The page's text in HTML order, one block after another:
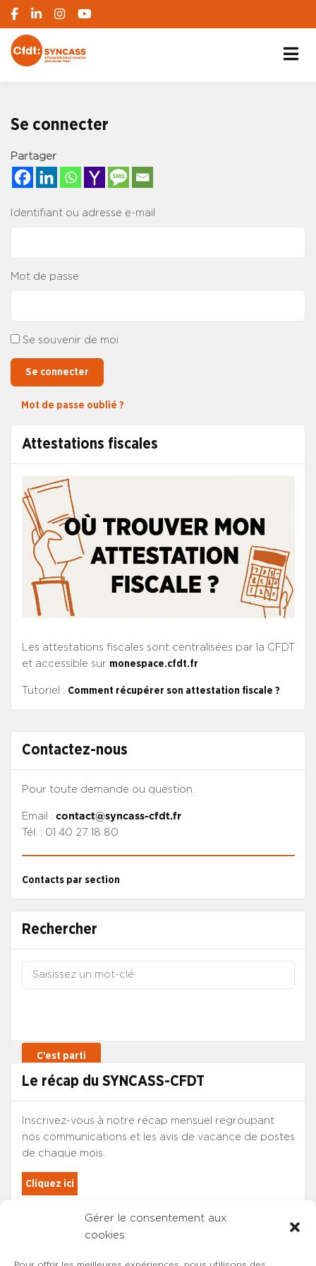
Gérer le consentement aux
cookies
Attestations fiscales
Les attestations fiscales sont centralisées par la CFDT
et accessible sur monespace.cfdt.fr
Tutoriel : Comment récupérer son attestation fiscale ?
Contactez-nous
Pour toute demande ou question.
Email : contact@syncass-cfdt.fr
Tél. : 01 40 27 18 80
Contacts par section
Se connecter
Partager
Identifiant ou adresse e-mail
Mot de passe
Se souvenir de moi
Se connecter
Mot de passe oublié ?
Rechercher
Le récap du SYNCASS-CFDT
Inscrivez-vous à notre récap mensuel regroupant
nos communications et les avis de vacance de postes
de chaque mois.
Cliquez ici
Les adhérents du SYNCASS-CFDT
sont automatiquement inscrits.